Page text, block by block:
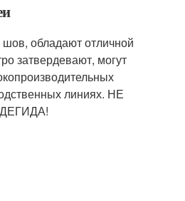
обладают отличной
затвердевают, могут
линиях. НЕ